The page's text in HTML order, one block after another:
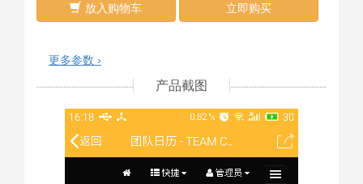
放入购物车 立即购买
更多参数 ›
产品截图